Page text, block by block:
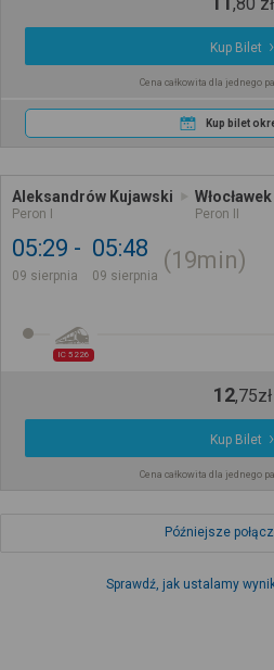
Kup Bilet
Cena całkowita dla jednego
Kup bilet
Aleksandrów Kujawski
Peron I
Włocławek
Peron II
05:29
09 sierpnia
05:48
09 sierpnia
19min
IC 5226
12,75zł
Kup Bilet
Cena całkowita dla jednego
Późniejsze
Sprawdź, jak ustalamy